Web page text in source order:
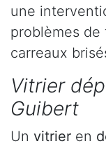
une
problèmes
carreaux
Vitrier
Guibert
Un vitrier en